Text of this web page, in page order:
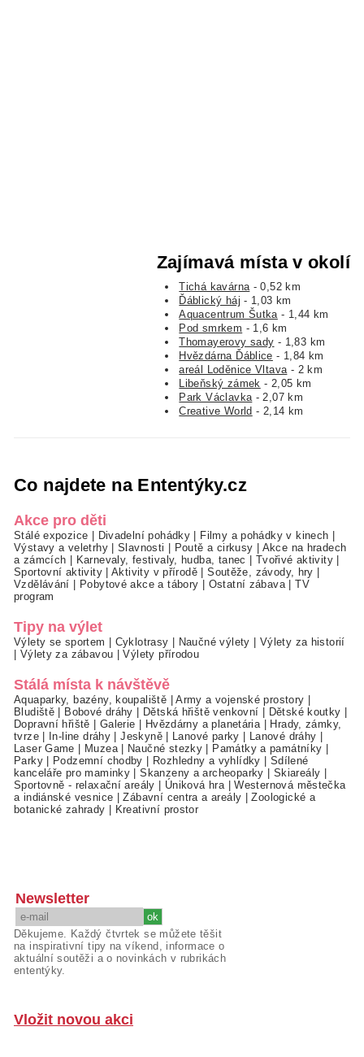
Zajímavá místa v okolí
Tichá kavárna- 0,52 km
Ďáblický háj - 1,03 km
Aquacentrum Šutka- 1,44 km
Pod smrkem - 1,6 km
Thomayerovy sady - 1,83 km
Hvězdárna Ďáblice - 1,84 km
areál Loděnice Vltava- 2 km
Libeňský zámek - 2,05 km
Park Václavka- 2,07 km
Creative World - 2,14 km
Co najdete na Ententýky.cz
Akce pro děti
Stálé expozice | Divadelní pohádky | Filmy a pohádky v kinech |
Výstavy a veletrhy|Slavnosti | Poutě a cirkusy | Akce na hradech
a zámcích | Karnevaly, festivaly, hudba, tanec | Tvořivé aktivity |
Sportovní aktivity|Aktivity v přírodě |Soutěže, závody, hry |
Vzdělávání | Pobytové akce a tábory | Ostatní zábava |TV
program
Tipy na výlet
Výlety se sportem | Cyklotrasy | Naučné výlety | Výlety za historií
| Výlety za zábavou |Výlety přírodou
Stálá místa k návštěvě
Aquaparky, bazény, koupaliště |Army a vojenské prostory |
Bludiště | Bobové dráhy | Dětská hřiště venkovní | Dětské koutky |
Dopravní hřiště | Galerie | Hvězdárny a planetária | Hrady, zámky,
tvrze| In-line dráhy |Jeskyně| Lanové parky | Lanové dráhy |
Laser Game | Muzea| Naučné stezky | Památky a památníky |
Parky| Podzemní chodby | Rozhledny a vyhlídky | Sdílené
kanceláře pro maminky |Skanzeny a archeoparky | Skiareály |
Sportovně - relaxační areály | Úniková hra |Westernová městečka
a indiánské vesnice |Zábavní centra a areály |Zoologické a
botanické zahrady | Kreativní prostor
Newsletter
Děkujeme. Každý čtvrtek se můžete těšit
na inspirativní tipy na víkend, informace o
aktuální soutěži a o novinkách v rubrikách
ententýky.
Vložit novou akci